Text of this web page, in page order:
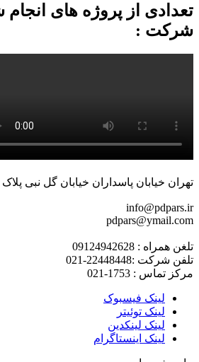
تعدادی از پروژه های
شرکت :
تهران خیابان پاسداران خیابان گل نبی پلاک 40 واحد 201
info@pdpars.ir
pdpars@ymail.com
تلغن همراه : 09124942628
تلفن شرکت :22448448-021
مرکز تماس : 1753-021
لینک فیسبوک
لینک توئیتر
لینک لینکدین
لینک اینستاگرام